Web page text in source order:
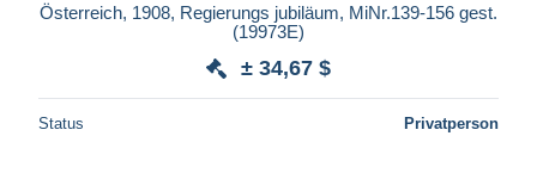
Österreich, 1908, Regierungs jubiläum, MiNr.139-156 gest.
(19973E)
± 34,67 $
Status Privatperson